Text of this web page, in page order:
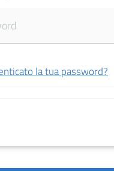
la tua password?